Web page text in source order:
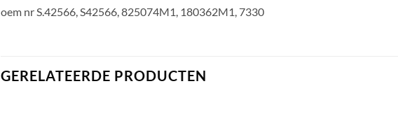
oem nr S.42566, S42566, 825074M1, 180362M1, 7330
GERELATEERDE PRODUCTEN